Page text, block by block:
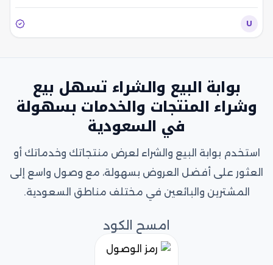
U
بوابة البيع والشراء تسهل بيع
وشراء المنتجات والخدمات بسهولة
في السعودية
استخدم بوابة البيع والشراء لعرض منتجاتك وخدماتك أو
العثور على أفضل العروض بسهولة، مع وصول واسع إلى
المشترين والبائعين في مختلف مناطق السعودية.
امسح الكود